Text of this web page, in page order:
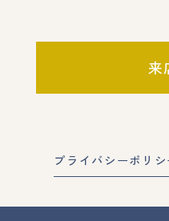
来
プライバシーポリ